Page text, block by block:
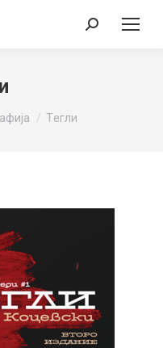
Search:
Tегли